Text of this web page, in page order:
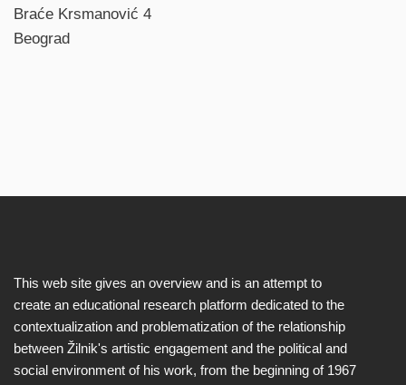
Braće Krsmanović 4
Beograd
This web site gives an overview and is an attempt to
create an educational research platform dedicated to the
contextualization and problematization of the relationship
between Žilnik's artistic engagement and the political and
social environment of his work, from the beginning of 1967